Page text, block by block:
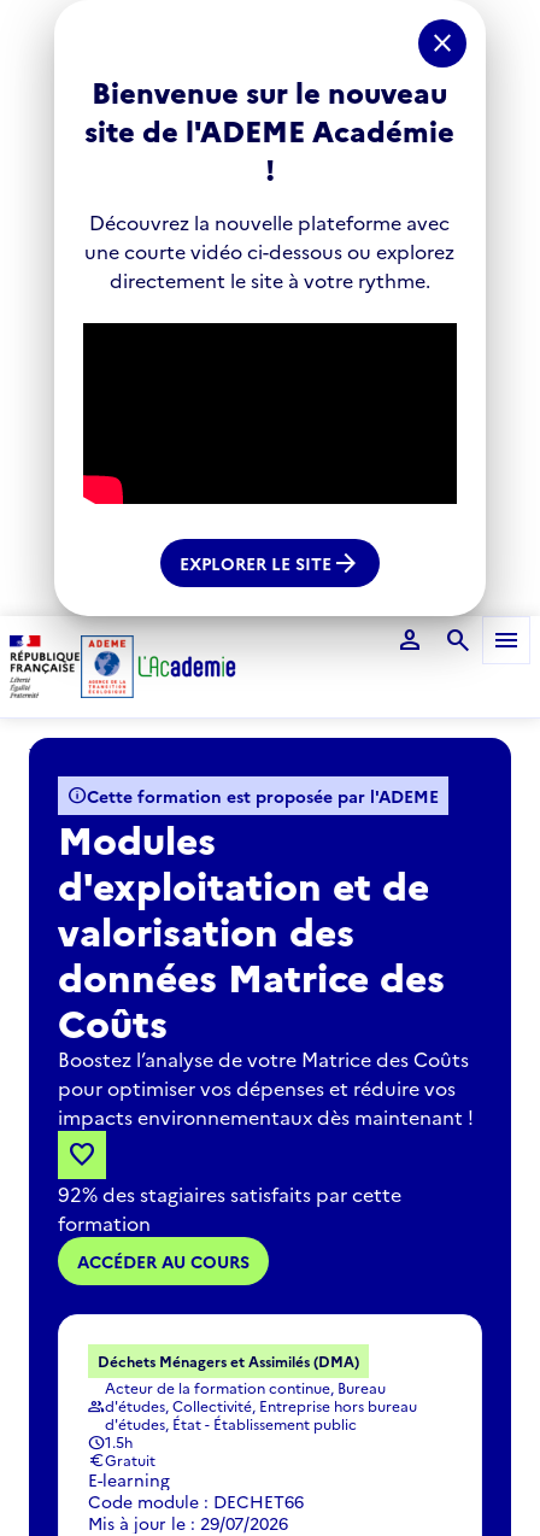
close
Bienvenue sur le nouveau
site de l'ADEME Académie
!
Découvrez la nouvelle plateforme avec
une courte vidéo ci-dessous ou explorez
directement le site à votre rythme.
EXPLORER LE SITEarrow_forward
person search menu
Voir le fil d'Ariane
infoCette formation est proposée par l'ADEME
Modules
d'exploitation et de
valorisation des
données Matrice des
Coûts
Boostez l’analyse de votre Matrice des Coûts
pour optimiser vos dépenses et réduire vos
impacts environnementaux dès maintenant !
favorite
92% des stagiaires satisfaits par cette
formation
ACCÉDER AU COURS
Déchets Ménagers et Assimilés (DMA)
group
Acteur de la formation continue, Bureau
d'études, Collectivité, Entreprise hors bureau
d'études, État - Établissement public
schedule1.5h
euroGratuit
E-learning
Code module : DECHET66
Mis à jour le : 29/07/2026